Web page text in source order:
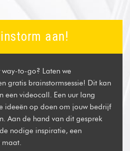
aan!
to-go? Laten we
gratis brainstormsessie! Dit kan
een videocall. Een uur lang
ideeën op doen om jouw bedrijf
Aan de hand van dit gesprek
nodige inspiratie, een
maat.